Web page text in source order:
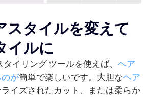
スタイルを変えて
イルに
タイリング ツールを使えば、ヘア
が簡単で楽しいです。大胆なヘア
イズされたカット、または柔らか